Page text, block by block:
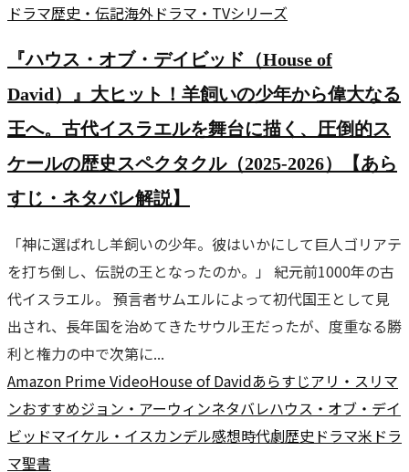
ドラマ歴史・伝記海外ドラマ・TVシリーズ
『ハウス・オブ・デイビッド（House of
David）』大ヒット！羊飼いの少年から偉大なる
王へ。古代イスラエルを舞台に描く、圧倒的ス
ケールの歴史スペクタクル（2025-2026）【あら
すじ・ネタバレ解説】
「神に選ばれし羊飼いの少年。彼はいかにして巨人ゴリアテ
を打ち倒し、伝説の王となったのか。」 紀元前1000年の古
代イスラエル。 預言者サムエルによって初代国王として見
出され、長年国を治めてきたサウル王だったが、度重なる勝
利と権力の中で次第に...
Amazon Prime VideoHouse of Davidあらすじアリ・スリマ
ンおすすめジョン・アーウィンネタバレハウス・オブ・デイ
ビッドマイケル・イスカンデル感想時代劇歴史ドラマ米ドラ
マ聖書